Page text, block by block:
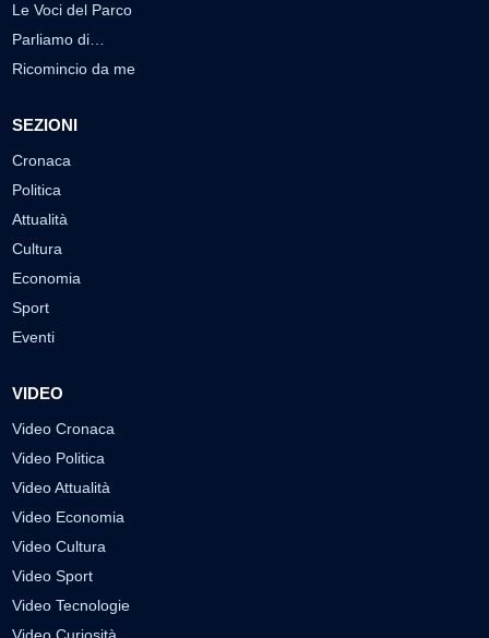
Le Voci del Parco
Parliamo di…
Ricomincio da me
SEZIONI
Cronaca
Politica
Attualità
Cultura
Economia
Sport
Eventi
VIDEO
Video Cronaca
Video Politica
Video Attualità
Video Economia
Video Cultura
Video Sport
Video Tecnologie